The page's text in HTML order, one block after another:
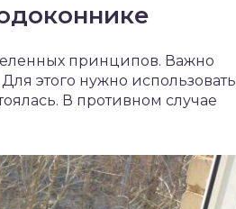
принципов. Важно
этого нужно использовать
В противном случае